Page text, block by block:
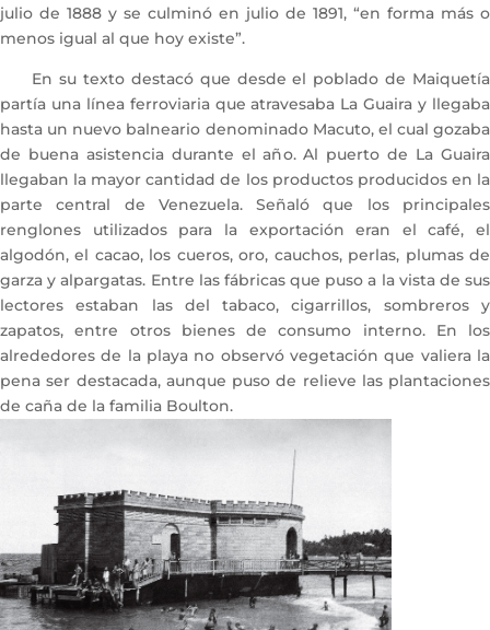
julio de 1888 y se culminó en julio de 1891, “en forma más o
menos igual al que hoy existe”.
En su texto destacó que desde el poblado de Maiquetía
partía una línea ferroviaria que atravesaba La Guaira y llegaba
hasta un nuevo balneario denominado Macuto, el cual gozaba
de buena asistencia durante el año. Al puerto de La Guaira
llegaban la mayor cantidad de los productos producidos en la
parte central de Venezuela. Señaló que los principales
renglones utilizados para la exportación eran el café, el
algodón, el cacao, los cueros, oro, cauchos, perlas, plumas de
garza y alpargatas. Entre las fábricas que puso a la vista de sus
lectores estaban las del tabaco, cigarrillos, sombreros y
zapatos, entre otros bienes de consumo interno. En los
alrededores de la playa no observó vegetación que valiera la
pena ser destacada, aunque puso de relieve las plantaciones
de caña de la familia Boulton.